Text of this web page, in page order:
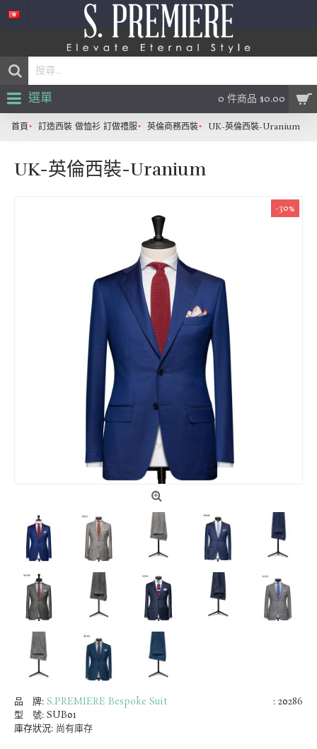
0 件商品 $0.00
選單
首頁 訂造西裝 做恤衫 訂做禮服 英倫商務西裝 UK-英倫西裝-Uranium
UK-英倫西裝-Uranium
-30%
: 20286
品 牌: S.PREMIERE Bespoke Suit
型 號: SUB01
庫存狀況: 尚有庫存